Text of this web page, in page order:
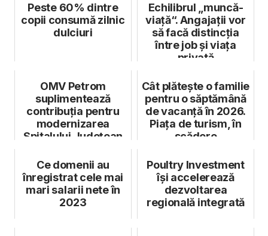
Peste 60% dintre
copii consumă zilnic
dulciuri
Echilibrul „muncă-
viață“. Angajații vor
să facă distincția
între job și viața
privată
OMV Petrom
suplimentează
contribuția pentru
modernizarea
Spitalului Județean
cu ...
Cât plătește o familie
pentru o săptămână
de vacanță în 2026.
Piața de turism, în
scădere
Ce domenii au
înregistrat cele mai
mari salarii nete în
2023
Poultry Investment
își accelerează
dezvoltarea
regională integrată